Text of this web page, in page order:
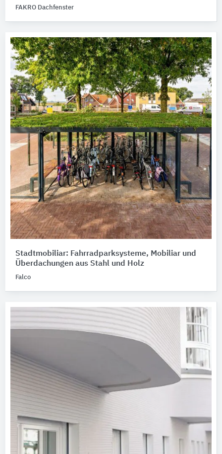
FAKRO Dachfenster
Stadtmobiliar: Fahrradparksysteme, Mobiliar und
Überdachungen aus Stahl und Holz
Falco